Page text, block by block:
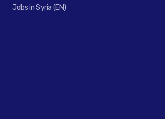
Jobs in Syria (EN)